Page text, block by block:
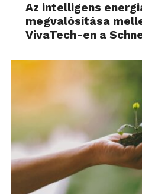
Az intelligens
megvalósítása
VivaTech-en a